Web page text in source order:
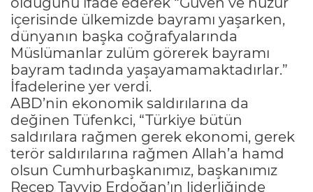
içerisinde ülkemizde bayramı yaşarken,
dünyanın başka coğrafyalarında
Müslümanlar zulüm görerek bayramı
bayram tadında yaşayamamaktadırlar.”
İfadelerine yer verdi.
ABD’nin ekonomik saldırılarına da
değinen Tüfenkci, “Türkiye bütün
saldırılara rağmen gerek ekonomi, gerek
terör saldırılarına rağmen Allah’a hamd
olsun Cumhurbaşkanımız, başkanımız
Recep Tayyip Erdoğan’ın liderliğinde